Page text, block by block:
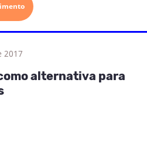
2017
alternativa para